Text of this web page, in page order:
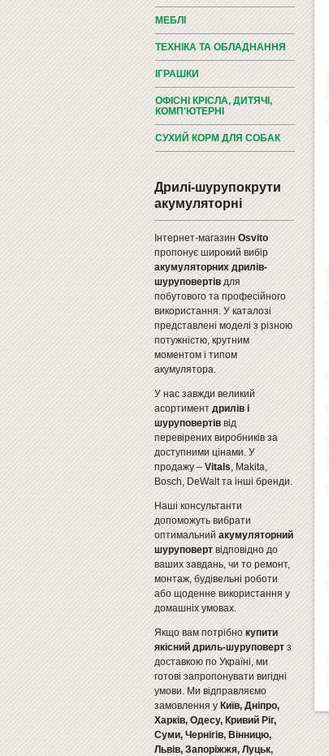
МЕБЛІ
ТЕХНІКА ТА ОБЛАДНАННЯ
ІГРАШКИ
ОФІСНІ КРІСЛА, ДИТЯЧІ,
КОМП'ЮТЕРНІ
СУХИЙ КОРМ ДЛЯ СОБАК
Дрилі-шурупокрути
акумуляторні
Інтернет-магазин Osvito
пропонує широкий вибір
акумуляторних дрилів-
шуруповертівдля
побутового та професійного
використання. У каталозі
представлені моделі з різною
потужністю, крутним
моментом і типом
акумулятора.
У нас завжди великий
асортимент дрилів і
шуруповертіввід
перевірених виробників за
доступними цінами. У
продажу – Vitals, Makita,
Bosch, DeWalt та інші бренди.
Наші консультанти
допоможуть вибрати
оптимальний акумуляторний
шуруповертвідповідно до
ваших завдань, чи то ремонт,
монтаж, будівельні роботи
або щоденне використання у
домашніх умовах.
Якщо вам потрібно купити
якісний дриль-шуруповертз
доставкою по Україні, ми
готові запропонувати вигідні
умови. Ми відправляємо
замовлення у Київ, Дніпро,
Харків, Одесу, Кривий Ріг,
Суми, Чернігів, Вінницю,
Львів, Запоріжжя, Луцьк,